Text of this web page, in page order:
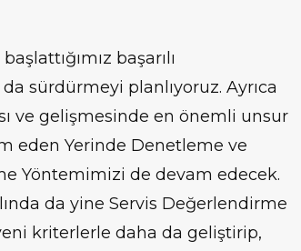
başarılı
da sürdürmeyi planlıyoruz. Ayrıca
ve gelişmesinde en önemli unsur
eden Yerinde Denetleme ve
Yöntemimizi de devam edecek.
da yine Servis Değerlendirme
kriterlerle daha da geliştirip,